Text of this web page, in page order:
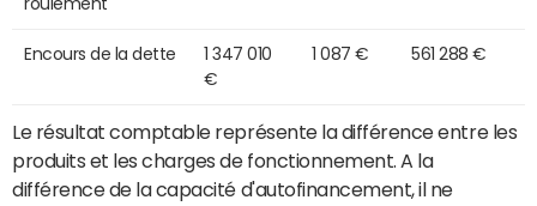
Encours de la dette
1 347 010
€
1 087 € 561 288 €
Le résultat comptable représente la différence entre les
produits et les charges de fonctionnement. A la
différence de la capacité d'autofinancement, il ne